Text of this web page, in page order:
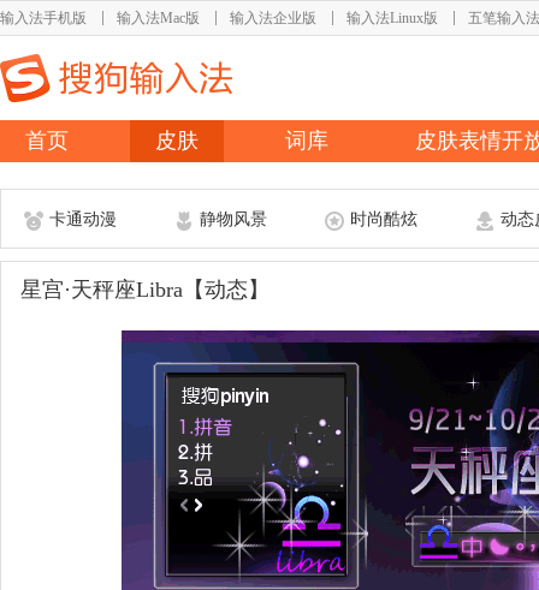
输入法手机版 输入法Mac版 输入法企业版 输入法Linux版 五笔输入法
首页 皮肤 词库 皮肤表情开
卡通动漫 静物风景 时尚酷炫 动态
星宫·天秤座Libra【动态】